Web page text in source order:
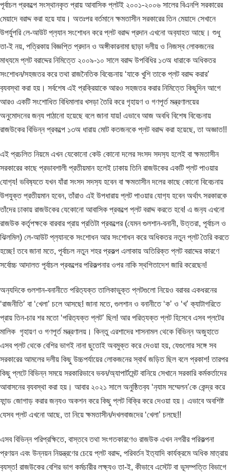
পূর্বাচল প্রকল্পে সংস্থানকৃত প্রায় আবাসিক প্লটই ২০০১-২০০৬ সালের বিএনপি সরকারের
মেয়াদে বরাদ্দ করা হয়ে যায়। অতঃপর বর্তমানে ক্ষমতাসীন সরকারের তিন মেয়াদে সেখানে
উপর্যুপরি লে-আউট প্ল‍্যান সংশোধন করে প্লট বরাদ্দ প্রদান এখনো অব‍্যাহত আছে। শুধু
তা-ই নয়, পত্রিকায় বিজ্ঞপ্তি প্রদান ও অঙ্গীকারনামা ছাড়া দলীয় ও নিজস্ব লোকজনের
মাধ্যমে প্লট বরাদ্দের নিমিত্তে ২০০৯-১০ সালে বরাদ্দ উপবিধির ১৩অ ধারাকে অধিকতর
সংশোধন/সহজতর করে তথা রাজনৈতিক বিবেচনায় ‘যাকে খুশি তাকে প্লট বরাদ্দ করার’
ব‍্যবস্থা করা হয়। সর্বশেষ এই প্রক্রিয়াকে আরও সহজতর করার নিমিত্তে কিছুদিন আগে
আরও একটি সংশোধিত বিধিমালার খসড়া তৈরি করে গৃহায়ণ ও গণপূর্ত মন্ত্রণালয়ের
অনুমোদনের জন‍্য পাঠানো হয়েছে বলে জানা যায়! এভাবে আজ অবধি বিশেষ বিবেচনায়
রাজউকের বিভিন্ন প্রকল্পে ১৩অ ধারায় মোট কতজনকে প্লট বরাদ্দ করা হয়েছে, তা অজ্ঞাত!!
এই প্রচলিত নিয়মে এখন যেকোনো কেউ কোনো দলের সংসদ সদস‍্য হলেই বা ক্ষমতাসীন
সরকারের কাছে প্রভাবশালী প্রতীয়মান হলেই ঢাকায় তিনি রাজউকের একটি প্লট পাওয়ার
যোগ‍্য! ভবিষ‍্যতে যখন যাঁরা সংসদ সদস‍্য হবেন বা ক্ষমতাসীন দলের কাছে কোনো বিবেচনায়
উপযুক্ত প্রতীয়মান হবেন, তাঁরাও এই উপধারায় প্লট পাওয়ার যোগ‍্য হবেন অর্থাৎ সরকারকে
তাঁদের ঢাকায় রাজউকের যেকোনো আবাসিক প্রকল্পে প্লট বরাদ্দ করতে হবে! এ জন‍্য এখনো
রাজউক কর্তৃপক্ষকে বারবার প্রায় প্রতিটা প্রকল্পের (যেমন গুলশান-বনানী, উত্তরা, পূর্বাচল ও
ঝিলমিল) লে-আউট প্ল‍্যানকে সংশোধন আর সংশোধন করে অধিকতর নতুন প্লট তৈরি করতে
হচ্ছে! তবে জানা মতে, পূর্বাচল নতুন শহর প্রকল্প এলাকায় অতিরিক্ত প্লট বরাদ্দের কারণে
সর্বোচ্চ আদালত পূর্বাচল প্রকল্পের পরিকল্পনার ওপর নাকি স্থগিতাদেশ জারি করেছেন!
অন‍্যদিকে গুলশান-বনানীতে পরিত‍্যক্ত তালিকাভুক্ত প্লটগুলো নিয়েও বরাবর একধরনের
‘রাজনীতি’ বা ‘খেলা’ চলে আসছে! জানা মতে, গুলশান ও বনানীতে ‘ক’ ও ‘খ’ ক‍্যাটাগরিতে
প্রায় তিন-চার শর মতো ‘পরিত‍্যক্ত প্লট’ ছিল! আর পরিত‍্যক্ত প্লট হিসেবে এসব প্লটের
মালিক গৃহায়ণ ও গণপূর্ত মন্ত্রণালয়। কিন্তু এরশাদের শাসনামল থেকে বিভিন্ন অজুহাতে
এসব প্লট থেকে বেশির ভাগই নানা ছুতোই অবমুক্ত করে দেওয়া হয়, যেগুলোর সঙ্গে সব
সরকারের আমলের দলীয় কিছু উচ্চপর্যায়ের লোকজনের স্বার্থ জড়িত ছিল বলে প্রকাশ! তারপর
কিছু প্লটে বিভিন্ন সময়ে সরকারিভাবে ভবন/অ্যাপার্টমেন্ট বানিয়ে সেখানে সরকারি কর্মকর্তাদের
আবাসনের ব‍্যবস্থা করা হয়। আবার ২০২১ সালে অনুষ্ঠিতব‍্য ‘ন‍্যাম সম্মেলন’কে কেন্দ্র করে
ফান্ড জোগাড় করার জন‍্যও অকশন করে কিছু প্লট বিক্রি করে দেওয়া হয়। এভাবে অবশিষ্ট
যেসব প্লট এখনো আছে, তা নিয়ে ক্ষমতাসীন/দখলবাজদের ‘খেলা’ চলছে!!
এসব বিভিন্ন পরিপ্রক্ষিতে, বাস্তবে তথা সংগতকারণেও রাজউক এখন নগরীর পরিকল্পনা
প্রণয়ন এবং উন্নয়ন নিয়ন্ত্রণের চেয়ে প্লট বরাদ্দ, পরিবর্তন ইত‍্যাদি কার্যক্রমে অধিক মাত্রায়
ব‍্যস্ত! রাজউকের বেশির ভাগ কর্মচারীর লক্ষ‍্যও তা-ই, কীভাবে এস্টেট বা ভূসম্পত্তি বিভাগে